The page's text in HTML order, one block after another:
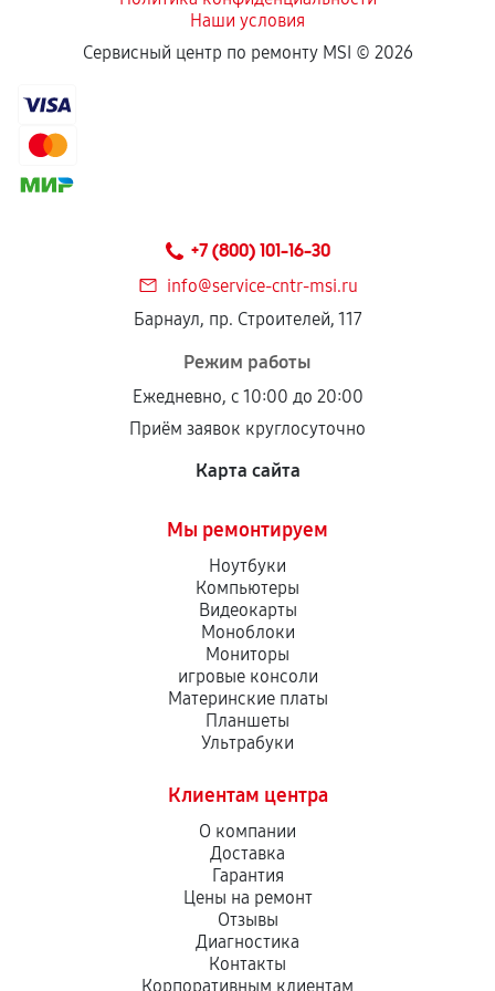
Наши условия
Сервисный центр по ремонту MSI © 2026
+7 (800) 101-16-30
info@service-cntr-msi.ru
Барнаул, пр. Строителей, 117
Режим работы
Ежедневно, с 10:00 до 20:00
Приём заявок круглосуточно
Карта сайта
Мы ремонтируем
Ноутбуки
Компьютеры
Видеокарты
Моноблоки
Мониторы
игровые консоли
Материнские платы
Планшеты
Ультрабуки
Клиентам центра
О компании
Доставка
Гарантия
Цены на ремонт
Отзывы
Диагностика
Контакты
Корпоративным клиентам